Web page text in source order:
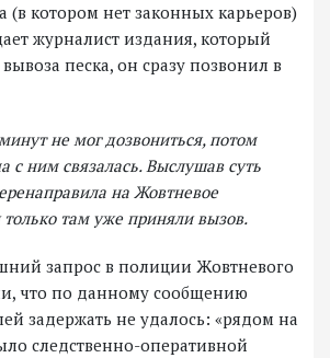
(в котором нет законных карьеров)
журналист издания, который
песка, он сразу позвонил в
не мог дозвониться, потом
с ним связалась. Выслушав суть
на Жовтневое
только там уже приняли вызов.
запрос в полиции Жовтневого
что по данному сообщению
задержать не удалось: «рядом на
следственно-оперативной